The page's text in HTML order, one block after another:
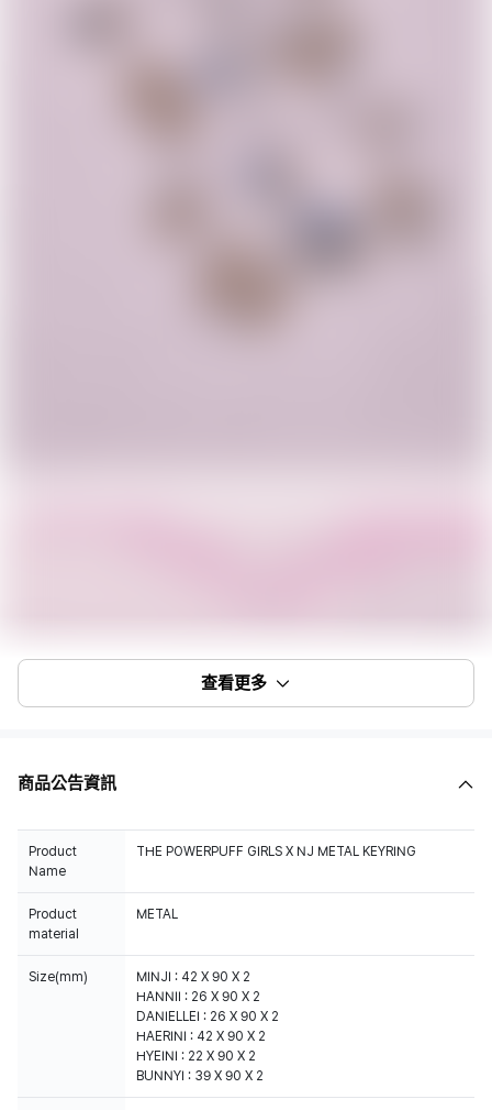
查看更多
商品公告資訊
Product
Name
THE POWERPUFF GIRLS X NJ METAL KEYRING
Product
material
METAL
Size(mm)
MINJI : 42 X 90 X 2
HANNII : 26 X 90 X 2
DANIELLEI : 26 X 90 X 2
HAERINI : 42 X 90 X 2
HYEINI : 22 X 90 X 2
BUNNYI : 39 X 90 X 2